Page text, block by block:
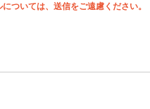
ついては、送信をご遠慮ください。